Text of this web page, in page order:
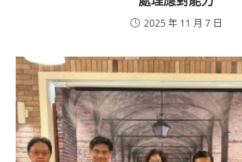
2025 年 11 月 7 日